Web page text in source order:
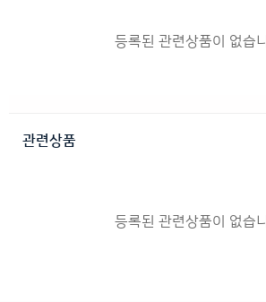
등록된 관련상품이 없습
관련상품
등록된 관련상품이 없습